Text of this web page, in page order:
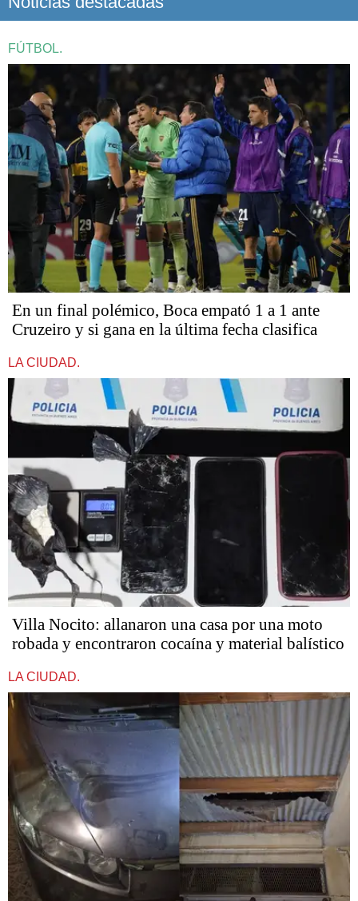
FÚTBOL.
En un final polémico, Boca empató 1 a 1 ante
Cruzeiro y si gana en la última fecha clasifica
LA CIUDAD.
Villa Nocito: allanaron una casa por una moto
robada y encontraron cocaína y material balístico
LA CIUDAD.